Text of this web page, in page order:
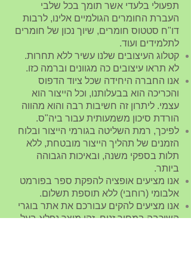
תפעולי בלעדי אשר תומך בכל שלבי
העברת החומרים הגולמיים אלינו, לרבות
דו"ח סטטוס חומרים, שיוך נכון של חומרים
לתלמידים ועוד.
קטלוג העיצובים שלנו עשיר ללא תחרות.
לא תראו עיצובים כה מגוונים וברמה כזו.
אנו החברה היחידה שכל ציוד הדפוס
והכריכה הוא בבעלותנו, וכל הייצור הוא
עצמי. ליתרון זה חשיבות רבה והוא מהווה
הורדת סיכון משמעותית עבור ביה"ס.
לפיכך, רמת השליטה בגורמי הייצור ובלוח
הזמנים של תהליך הייצור מובטחת, ללא
תלות בספקי משנה, ובאיכות הגבוהה
ביותר.
אנו מציעים אופציה להפקת ספר בפורמט
אלבומי (רוחבי) ללא תוספת תשלום.
אנו מציעים להקים עבורכם את אתר בוגרי
השיכבה במחיר זניח. זהו מוצר נפלא בעל